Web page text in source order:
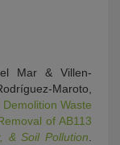
Mar & Villen-
Maroto,
Waste
of AB113
& Soil Pollution.